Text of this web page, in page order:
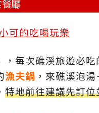
廳
，每次礁溪旅遊必
漁夫鍋 ，來礁溪泡
特地前往建議先訂